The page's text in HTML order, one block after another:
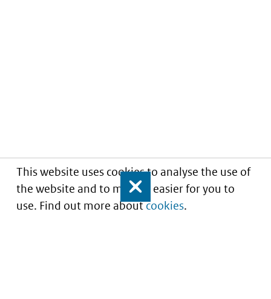
This website uses cookies to analyse the use of
the website and to make it easier for you to
use. Find out more aboutcookies.
Close